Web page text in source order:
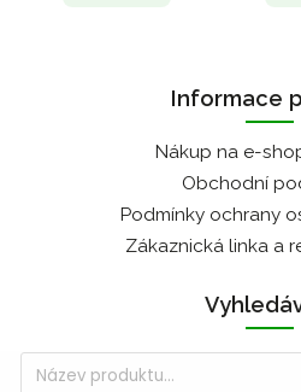
Informace
Nákup na e-
Obchodní
Podmínky ochrany
Zákaznická linka a